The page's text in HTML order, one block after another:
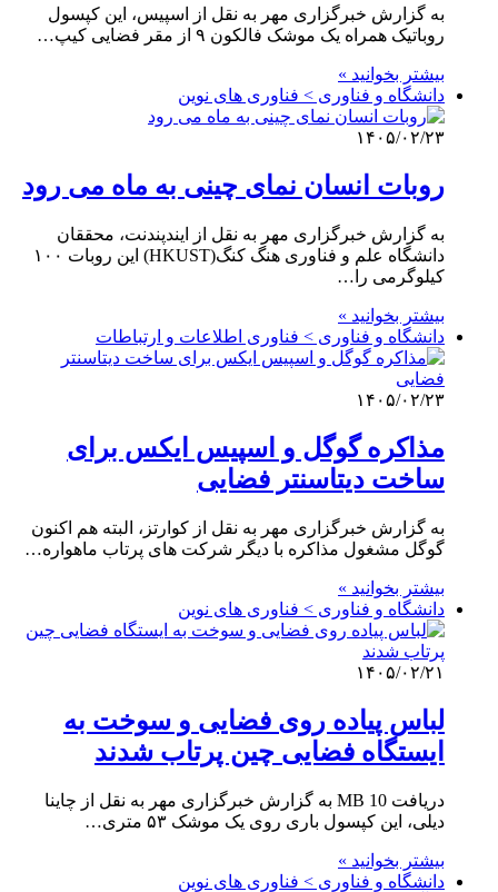
به گزارش خبرگزاری مهر به نقل از اسپیس، این کپسول
روباتیک همراه یک موشک فالکون ۹ از مقر فضایی کیپ…
بیشتر بخوانید »
دانشگاه و فناوری > فناوری های نوین
۱۴۰۵/۰۲/۲۳
روبات انسان نمای چینی به ماه می رود
به گزارش خبرگزاری مهر به نقل از ایندپندنت، محققان
دانشگاه علم و فناوری هنگ کنگ(HKUST) این روبات ۱۰۰
کیلوگرمی را…
بیشتر بخوانید »
دانشگاه و فناوری > فناوری اطلاعات و ارتباطات
۱۴۰۵/۰۲/۲۳
مذاکره گوگل و اسپیس ایکس برای
ساخت دیتاسنتر فضایی
به گزارش خبرگزاری مهر به نقل از کوارتز، البته هم اکنون
گوگل مشغول مذاکره با دیگر شرکت های پرتاب ماهواره…
بیشتر بخوانید »
دانشگاه و فناوری > فناوری های نوین
۱۴۰۵/۰۲/۲۱
لباس پیاده روی فضایی و سوخت به
ایستگاه فضایی چین پرتاب شدند
دریافت 10 MB به گزارش خبرگزاری مهر به نقل از چاینا
دیلی، این کپسول باری روی یک موشک ۵۳ متری…
بیشتر بخوانید »
دانشگاه و فناوری > فناوری های نوین